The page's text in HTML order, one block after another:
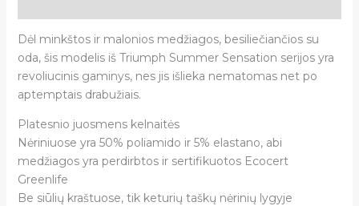
Dėl minkštos ir malonios medžiagos, besiliečiančios su
oda, šis modelis iš Triumph Summer Sensation serijos yra
revoliucinis gaminys, nes jis išlieka nematomas net po
aptemptais drabužiais.
Platesnio juosmens kelnaitės
Nėriniuose yra 50% poliamido ir 5% elastano, abi
medžiagos yra perdirbtos ir sertifikuotos Ecocert
Greenlife
Be siūlių kraštuose, tik keturių taškų nėrinių lygyje